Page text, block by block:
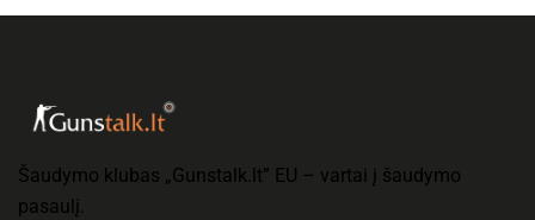
Šaudymo klubas „Gunstalk.lt” EU – vartai į šaudymo
pasaulį.